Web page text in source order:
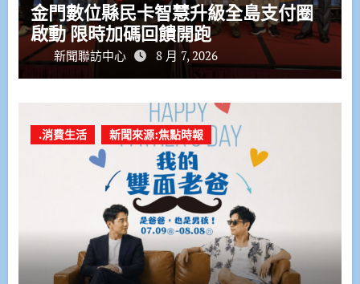
金門數位縣民卡智慧升級全島支付圈
啟動 限時加碼回饋開跑
新聞聯訪中心 8 月 7, 2026
.消費生活 新聞來源:焦點時報